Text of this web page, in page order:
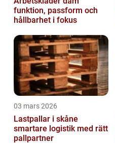
funktion, passform och
hållbarhet i fokus
03 mars 2026
Lastpallar i skåne
smartare logistik med rätt
pallpartner